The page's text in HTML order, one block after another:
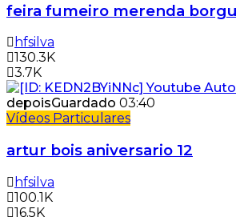
feira fumeiro merenda
hfsilva
130.3K
3.7K
depoisGuardado 03:40
Vídeos Particulares
artur bois aniversario 12
hfsilva
100.1K
16.5K